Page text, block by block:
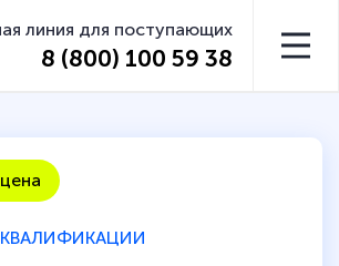
линия для поступающих
8 (800) 100 59 38